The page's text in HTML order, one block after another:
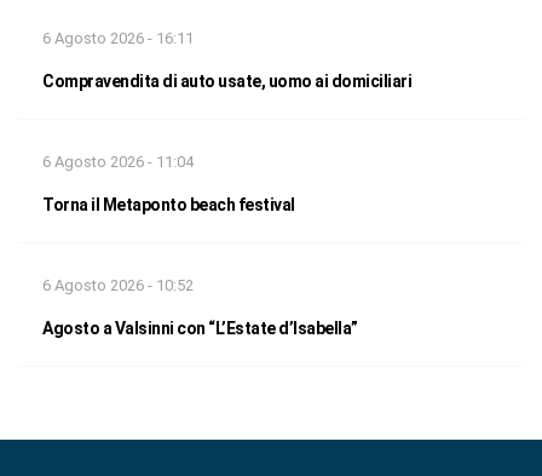
6 Agosto 2026 - 16:11
Compravendita di auto usate, uomo ai domiciliari
6 Agosto 2026 - 11:04
Torna il Metaponto beach festival
6 Agosto 2026 - 10:52
Agosto a Valsinni con “L’Estate d’Isabella”